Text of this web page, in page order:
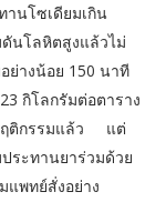
นโซเดียมเกิน
นโลหิตสูงแล้วไม่
ย่างน้อย 150 นาที
กิโลกรัมต่อตาราง
ฤติกรรมแล้ว แต่
ระทานยาร่วมด้วย
แพทย์สั่งอย่าง